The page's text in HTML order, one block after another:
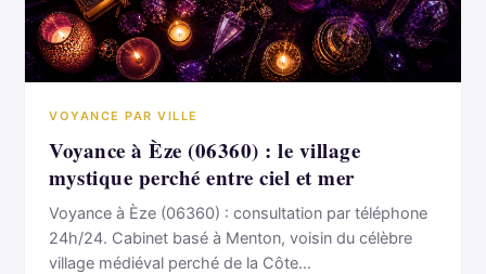
VOYANCE PAR VILLE
Voyance à Èze (06360) : le village
mystique perché entre ciel et mer
Voyance à Èze (06360) : consultation par téléphone
24h/24. Cabinet basé à Menton, voisin du célèbre
village médiéval perché de la Côte…